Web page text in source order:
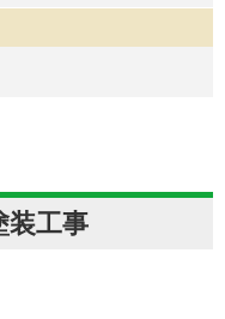
工事